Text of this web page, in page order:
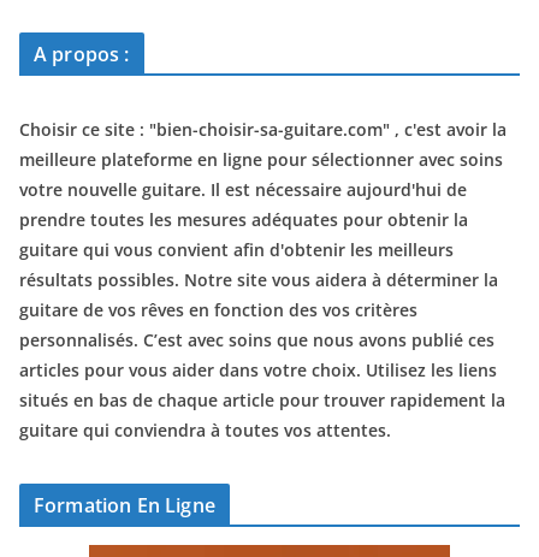
A propos :
Choisir ce site : "bien-choisir-sa-guitare.com" , c'est avoir la
meilleure plateforme en ligne pour sélectionner avec soins
votre nouvelle guitare. Il est nécessaire aujourd'hui de
prendre toutes les mesures adéquates pour obtenir la
guitare qui vous convient afin d'obtenir les meilleurs
résultats possibles. Notre site vous aidera à déterminer la
guitare de vos rêves en fonction des vos critères
personnalisés. C’est avec soins que nous avons publié ces
articles pour vous aider dans votre choix. Utilisez les liens
situés en bas de chaque article pour trouver rapidement la
guitare qui conviendra à toutes vos attentes.
Formation En Ligne